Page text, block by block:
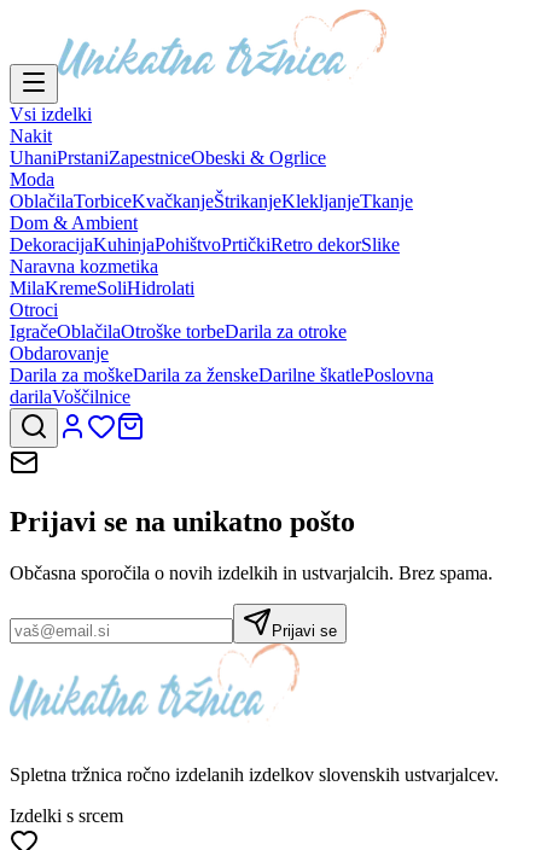
Vsi izdelki
Nakit
UhaniPrstaniZapestniceObeski & Ogrlice
Moda
OblačilaTorbiceKvačkanjeŠtrikanjeKlekljanjeTkanje
Dom & Ambient
DekoracijaKuhinjaPohištvoPrtičkiRetro dekorSlike
Naravna kozmetika
MilaKremeSoliHidrolati
Otroci
IgračeOblačilaOtroške torbeDarila za otroke
Obdarovanje
Darila za moškeDarila za ženskeDarilne škatlePoslovna
darilaVoščilnice
Prijavi se na unikatno pošto
Občasna sporočila o novih izdelkih in ustvarjalcih. Brez spama.
Prijavi se
Spletna tržnica ročno izdelanih izdelkov slovenskih ustvarjalcev.
Izdelki s srcem